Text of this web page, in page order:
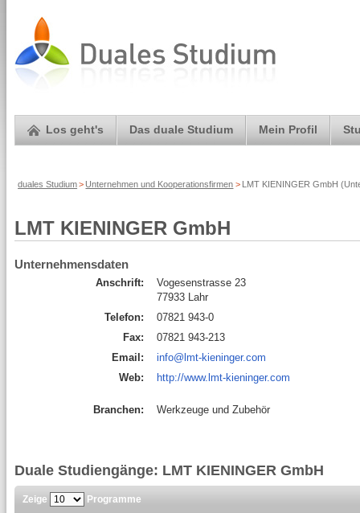
Los geht's Das duale Studium Mein Profil
duales Studium> Unternehmen und Kooperationsfirmen > LMT KIENINGER GmbH
LMT KIENINGER GmbH
Unternehmensdaten
Anschrift:
Vogesenstrasse 23
77933 Lahr
Telefon:
07821 943-0
Fax:
07821 943-213
Email:
info@lmt-kieninger.com
Web:
http://www.lmt-kieninger.com
Branchen: Werkzeuge und Zubehör
Duale Studiengänge: LMT KIENINGER GmbH
Zeige Programme